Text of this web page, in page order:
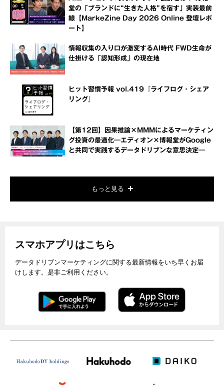
堂の「ブランドに“生きた人格”を宿す」実装最前
線【MarkeZine Day 2026 Online 登壇レポ
ート】
情報収集の入り口が激変するAI時代 FWD生命が
仕掛ける「認知形成」の現在地
ヒット習慣予報 vol.419『ライフログ・シェア
リング』
【第12回】因果推論×MMMによるマーケティン
グ投資の最適化―エディオン×博報堂がGoogle
と共同で実践するデータドリブンな意思決定―
もっと見る
スマホアプリはこちら
データドリブンマーケティングに関する最新情報をいち早くお届
けします。是非ご利用ください。